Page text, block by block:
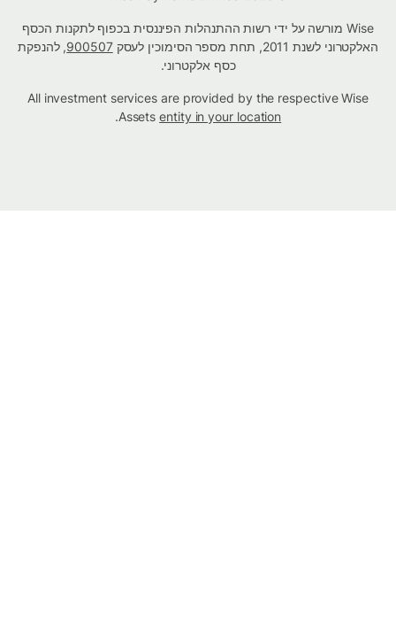
Wise מורשה על ידי רשות ההתנהלות הפיננסית בכפוף לתקנות הכסף
האלקטרוני לשנת 2011, תחת מספר הסימוכין לעסק
900507, להנפקת
כסף אלקטרוני.
All investment services are provided by the respective Wise
Assetsentity in your location
.